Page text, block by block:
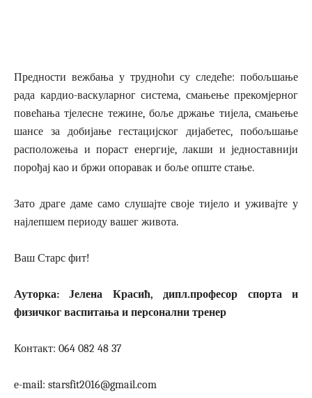
Предности вежбања у трудноћи су следеће: побољшање
рада кардио-васкуларног система, смањење прекомјерног
повећања тјелесне тежине, боље држање тијела, смањење
шансе за добијање гестацијског дијабетес, побољшање
расположења и пораст енергије, лакши и једноставнији
порођај као и бржи опоравак и боље опште стање.
Зато драге даме само слушајте своје тијело и уживајте у
најлепшем периоду вашег живота.
Ваш Старс фит!
Ауторка: Јелена Красић, дипл.професор спорта и
физичког васпитања и персонални тренер
Контакт: 064 082 48 37
e-mail: starsfit2016@gmail.com